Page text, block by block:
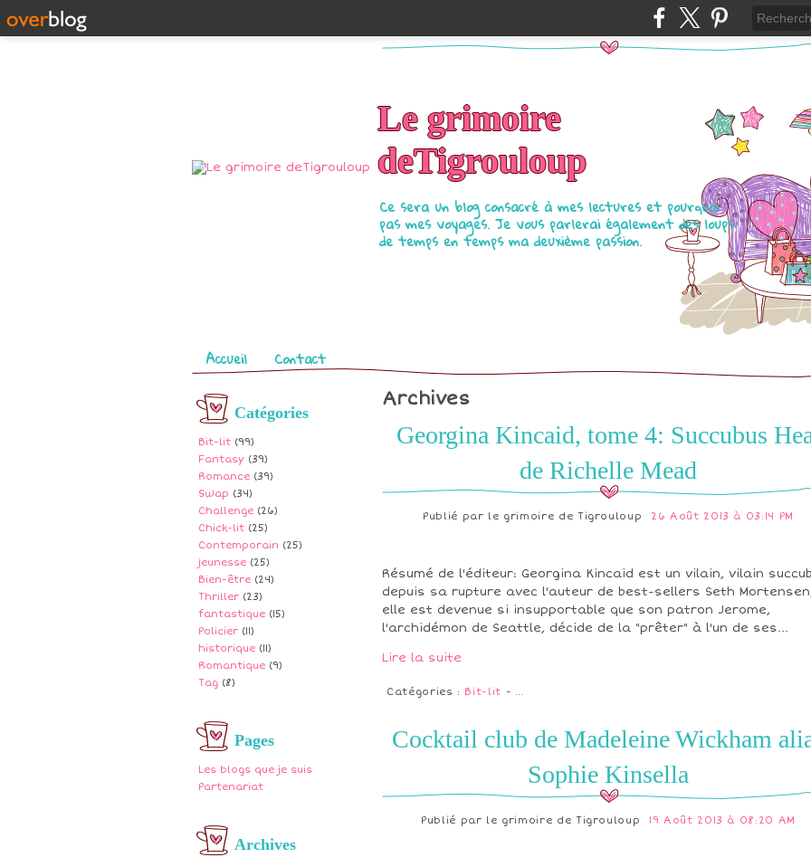
Le grimoire
deTigrouloup
Ce sera un blog consacré à mes lectures et pourquoi
pas mes voyages. Je vous parlerai également des loups
de temps en temps ma deuxième passion.
Pages
Accueil Contact
Catégories
Bit-lit (99)
Fantasy (39)
Romance (39)
Swap (34)
Challenge (26)
Chick-lit (25)
Contemporain (25)
jeunesse (25)
Bien-être (24)
Thriller (23)
fantastique (15)
Policier (11)
historique (11)
Romantique (9)
Tag (8)
Pages
Les blogs que je suis
Partenariat
Archives
Archives
Georgina Kincaid, tome 4: Succubus
de Richelle Mead
Publié par le grimoire de Tigrouloup 26 Août 2013 à 03:14 PM
Résumé de l'éditeur: Georgina Kincaid est un vilain, vilain
depuis sa rupture avec l'auteur de best-sellers Seth
elle est devenue si insupportable que son patron Jerome,
l'archidémon de Seattle, décide de la "prêter" à l'un de ses...
Lire la suite
Catégories : Bit-lit - …
Cocktail club de Madeleine Wickham
Sophie Kinsella
Publié par le grimoire de Tigrouloup 19 Août 2013 à 08:20 AM